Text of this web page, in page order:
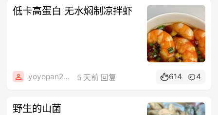
低卡高蛋白 无水焖制凉拌虾
yoyopan2006 5 天前 回复 614 4
野生的山菌